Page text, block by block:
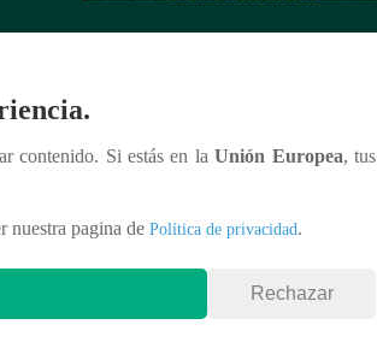
contenido. Si estás en laUnión Europea, tus
nuestra pagina de Política de privacidad.
Rechazar